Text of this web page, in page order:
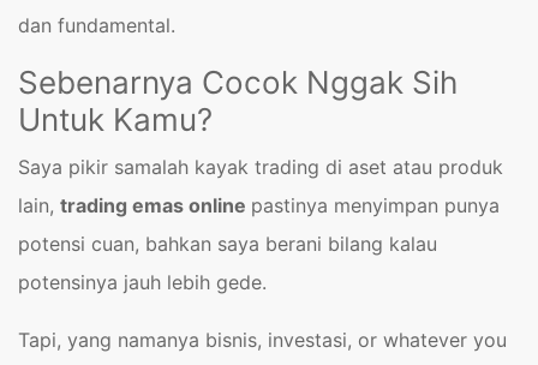
dan fundamental.
Sebenarnya Cocok Nggak Sih
Untuk Kamu?
Saya pikir samalah kayak trading di aset atau produk
lain, trading emas online pastinya menyimpan punya
potensi cuan, bahkan saya berani bilang kalau
potensinya jauh lebih gede.
Tapi, yang namanya bisnis, investasi, or whatever you